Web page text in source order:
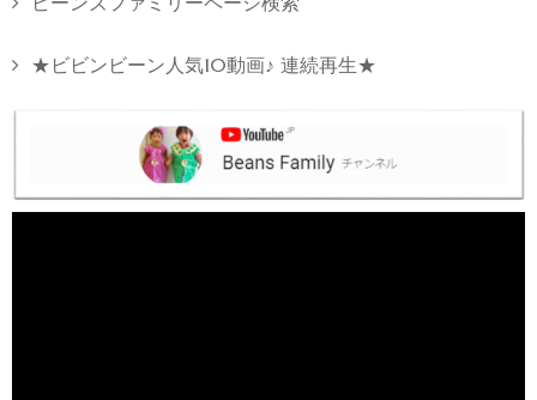
★ビビンビーン人気10動画♪ 連続再生★